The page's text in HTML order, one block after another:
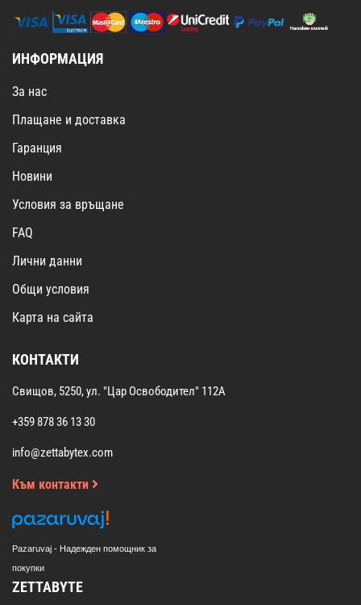
ИНФОРМАЦИЯ
За нас
Плащане и доставка
Гаранция
Новини
Условия за връщане
FAQ
Лични данни
Общи условия
Карта на сайта
КОНТАКТИ
Свищов, 5250, ул. "Цар Освободител" 112А
+359 878 36 13 30
info@zettabytex.com
Към контакти
Pazaruvaj - Надежден помощник за
покупки
ZETTABYTE